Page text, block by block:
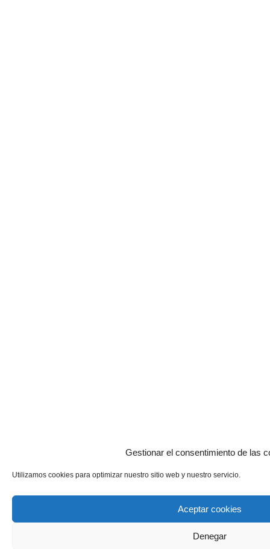
Gestionar el consentimiento de las
Utilizamos cookies para optimizar nuestro sitio web y nuestro servicio.
Aceptar cookies
Denegar